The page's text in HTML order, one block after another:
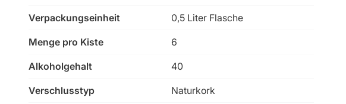
Verpackungseinheit 0,5 Liter Flasche
Menge pro Kiste 6
Alkoholgehalt 40
Verschlusstyp Naturkork